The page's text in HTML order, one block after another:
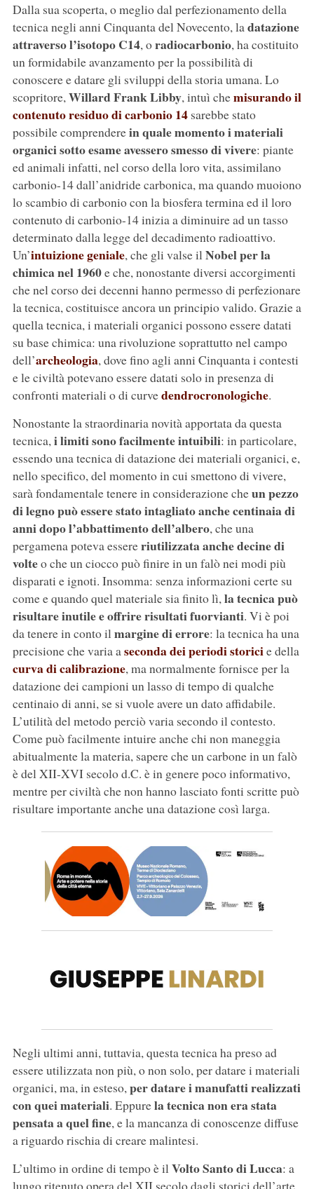
Dalla sua scoperta, o meglio dal perfezionamento della
tecnica negli anni Cinquanta del Novecento, ladatazione
attraverso l’isotopo C14, oradiocarbonio, ha costituito
un formidabile avanzamento per la possibilità di
conoscere e datare gli sviluppi della storia umana. Lo
scopritore,Willard Frank Libby, intuì chemisurando il
contenuto residuo di carbonio 14sarebbe stato
possibile comprenderein quale momento i materiali
organici sotto esame avessero smesso di vivere: piante
ed animali infatti, nel corso della loro vita, assimilano
carbonio-14 dall’anidride carbonica, ma quando muoiono
lo scambio di carbonio con la biosfera termina ed il loro
contenuto di carbonio-14 inizia a diminuire ad un tasso
determinato dalla legge del decadimento radioattivo.
Un’intuizione geniale, che gli valse ilNobel per la
chimica nel 1960e che, nonostante diversi accorgimenti
che nel corso dei decenni hanno permesso di perfezionare
la tecnica, costituisce ancora un principio valido. Grazie a
quella tecnica, i materiali organici possono essere datati
su base chimica: una rivoluzione soprattutto nel campo
dell’archeologia, dove fino agli anni Cinquanta i contesti
e le civiltà potevano essere datati solo in presenza di
confronti materiali o di curvedendrocronologiche.
Nonostante la straordinaria novità apportata da questa
tecnica,i limiti sono facilmente intuibili: in particolare,
essendo una tecnica di datazione dei materiali organici, e,
nello specifico, del momento in cui smettono di vivere,
sarà fondamentale tenere in considerazione cheun pezzo
di legno può essere stato intagliato anche centinaia di
anni dopo l’abbattimento dell’albero, che una
pergamena poteva essereriutilizzata anche decine di
volteo che un ciocco può finire in un falò nei modi più
disparati e ignoti. Insomma: senza informazioni certe su
come e quando quel materiale sia finito lì,la tecnica può
risultare inutile e offrire risultati fuorvianti. Vi è poi
da tenere in conto ilmargine di errore: la tecnica ha una
precisione che varia aseconda dei periodi storicie della
curva di calibrazione, ma normalmente fornisce per la
datazione dei campioni un lasso di tempo di qualche
centinaio di anni, se si vuole avere un dato affidabile.
L’utilità del metodo perciò varia secondo il contesto.
Come può facilmente intuire anche chi non maneggia
abitualmente la materia, sapere che un carbone in un falò
è del XII-XVI secolo d.C. è in genere poco informativo,
mentre per civiltà che non hanno lasciato fonti scritte può
risultare importante anche una datazione così larga.
Negli ultimi anni, tuttavia, questa tecnica ha preso ad
essere utilizzata non più, o non solo, per datare i materiali
organici, ma, in esteso,per datare i manufatti realizzati
con quei materiali. Eppurela tecnica non era stata
pensata a quel fine, e la mancanza di conoscenze diffuse
a riguardo rischia di creare malintesi.
L’ultimo in ordine di tempo è ilVolto Santo di Lucca: a
lungo ritenuto opera del XII secolo dagli storici dell’arte,